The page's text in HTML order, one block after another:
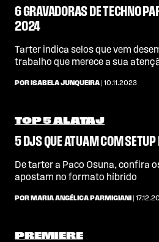
6 GRAVADORAS DE TECHNO
2024
Tarter indica selos que vem
trabalho que merece a sua
POR ISABELA JUNQUEIRA | 10.11.2023
TOP 5 ALATAJ
5 DJS QUE ATUAM COM SETUP
De tarter a Paco Osuna, confira
apostam no formato híbrido
POR MARIA ANGÉLICA PARMIGIANI |
PREMIERE